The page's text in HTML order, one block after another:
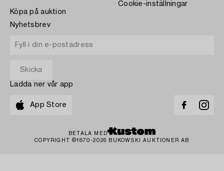
Köpa på auktion
Cookie-inställningar
Nyhetsbrev
Ladda ner vår app
App Store
BETALA MED
COPYRIGHT ©1870-2026 BUKOWSKI AUKTIONER AB